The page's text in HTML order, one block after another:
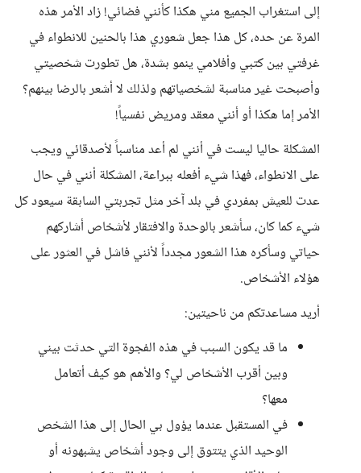
إلى استغراب الجميع مني هكذا كأنني فضائي! زاد الأمر هذه
المرة عن حده، كل هذا جعل شعوري هذا بالحنين للانطواء في
غرفتي بين كتبي وأفلامي ينمو بشدة، هل تطورت شخصيتي
وأصبحت غير مناسبة لشخصياتهم ولذلك لا أشعر بالرضا بينهم؟
الأمر إما هكذا أو أنني معقد ومريض نفسياً!
المشكلة حاليا ليست في أنني لم أعد مناسباً لأصدقائي ويجب
على الانطواء، فهذا شيء أفعله ببراعة، المشكلة أنني في حال
عدت للعيش بمفردي في بلد آخر مثل تجربتي السابقة سيعود كل
شيء كما كان، سأشعر بالوحدة والافتقار لأشخاص أشاركهم
حياتي وسأكره هذا الشعور مجدداً لأنني فاشل في العثور على
هؤلاء الأشخاص.
أريد مساعدتكم من ناحيتين:
ما قد يكون السبب في هذه الفجوة التي حدثت بيني
وبين أقرب الأشخاص لي؟ والأهم هو كيف أتعامل
معها؟
في المستقبل عندما يؤول بي الحال إلى هذا الشخص
الوحيد الذي يتتوق إلى وجود أشخاص يشبهونه أو